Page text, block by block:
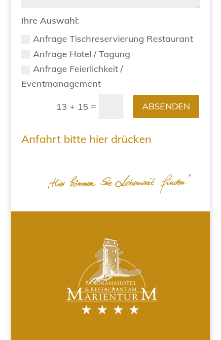
Ihre Auswahl:
Anfrage Tischreservierung Restaurant
Anfrage Hotel / Tagung
Anfrage Feierlichkeit /
Eventmanagement
13 + 15 = ABSENDEN
Anfahrt bitte hier drücken